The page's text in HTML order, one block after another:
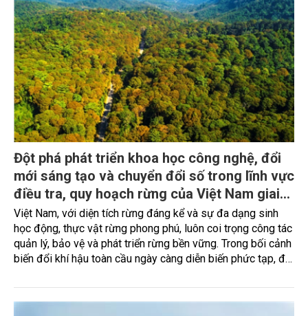
Đột phá phát triển khoa học công nghệ, đổi
mới sáng tạo và chuyển đổi số trong lĩnh vực
điều tra, quy hoạch rừng của Việt Nam giai
đoạn 2026 - 2030
Việt Nam, với diện tích rừng đáng kể và sự đa dạng sinh
học động, thực vật rừng phong phú, luôn coi trọng công tác
quản lý, bảo vệ và phát triển rừng bền vững. Trong bối cảnh
biến đổi khí hậu toàn cầu ngày càng diễn biến phức tạp, để
ứng phó với biến đổi khí hậu, yêu cầu về thông tin chính
xác, kịp thời và minh bạch trong quản lý tài nguyên rừng trở